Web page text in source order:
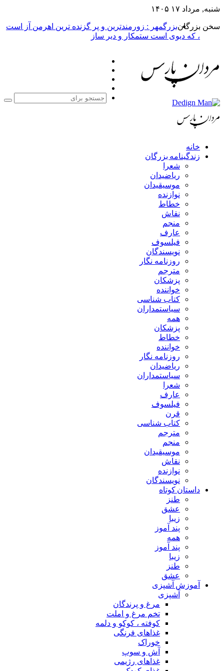
شنبه, مرداد ۱۷ ۱۴۰۵
سخن بزرگانبزرگمهر : زورمندترین و پر گزنده ترین اهرمن آز است
، که دیوی است ستمکار و دیر ساز
خانه
زندگینامه بزرگان
شعرا
ریاضیدان
موسیقیدان
نوازنده
خطاط
نقاش
منجم
عارف
فیلسوف
نویسندگان
روزنامه نگار
مترجم
پزشکان
خواننده
کتاب شناسی
سیاستمداران
همه
پزشکان
خطاط
خواننده
روزنامه نگار
ریاضیدان
سیاستمداران
شعرا
عارف
فیلسوف
قرن
کتاب شناسی
مترجم
منجم
موسیقیدان
نقاش
نوازنده
نویسندگان
داستان کوتاه
طنز
عشق
زیبا
پند آموز
همه
پند آموز
زیبا
طنز
عشق
آموزش آشپزی
آشپزی
مرغ و پرندگان
تخم مرغ و املت
کوفته ، کوکو و دلمه
غذاهای فرنگی
خوراک
آش و سوپ
غذاهای رژیمی